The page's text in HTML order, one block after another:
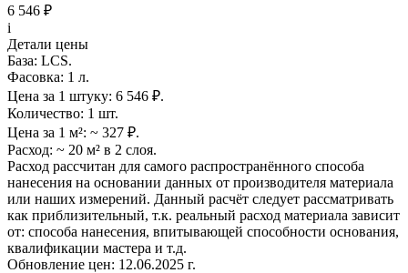
6 546 ₽
i
Детали цены
База: LCS.
Фасовка: 1 л.
Цена за 1 штуку: 6 546 ₽.
Количество: 1 шт.
Цена за 1 м²: ~ 327 ₽.
Расход: ~ 20 м² в 2 слоя.
Расход рассчитан для самого распространённого способа
нанесения на основании данных от производителя материала
или наших измерений. Данный расчёт следует рассматривать
как приблизительный, т.к. реальный расход материала зависит
от: способа нанесения, впитывающей способности основания,
квалификации мастера и т.д.
Обновление цен: 12.06.2025 г.